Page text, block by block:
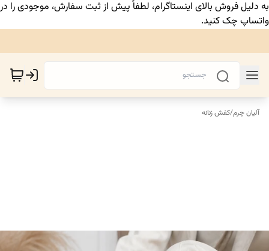
به دلیل فروش بالای اینستاگرام، لطفاً پیش از ثبت سفارش، موجودی را در
واتساپ چک کنید.
آلیان چرم/کفش زنانه